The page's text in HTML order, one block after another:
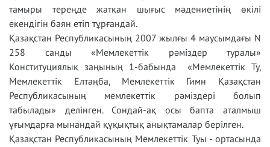
тамыры тереңде жатқан шығыс мәдениетінің өкілі
екендігін баян етіп тұрғандай.
Қазақстан Республикасының 2007 жылғы 4 маусымдағы N
258 санды «Мемлекеттік рәміздер туралы»
Конституциялық заңының 1-бабында «Мемлекеттік Ту,
Мемлекеттік Елтаңба, Мемлекеттік Гимн Қазақстан
Республикасының мемлекеттік рәміздері болып
табылады» делінген. Сондай-ақ осы бапта аталмыш
ұғымдарға мынандай құқықтық анықтамалар берілген.
Қазақстан Республикасының Мемлекеттік Туы - ортасында